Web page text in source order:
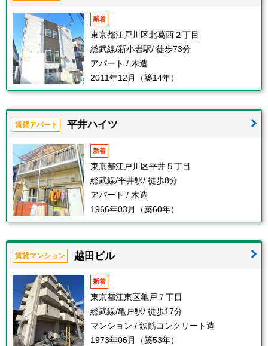
新着
東京都江戸川区北葛西２丁目
総武線/新小岩駅/ 徒歩73分
アパート / 木造
2011年12月（築14年）
賃貸アパート 平井ハイツ
新着
東京都江戸川区平井５丁目
総武線/平井駅/ 徒歩8分
アパート / 木造
1966年03月（築60年）
賃貸マンション 越田ビル
新着
東京都江東区亀戸７丁目
総武線/亀戸駅/ 徒歩17分
マンション / 鉄筋コンクリート造
1973年06月（築53年）